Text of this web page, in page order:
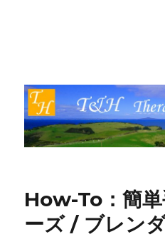
T&H
How-To：簡
ーズ / ブレン